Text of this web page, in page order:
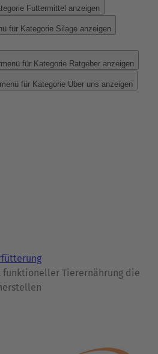
Futtermittel anzeigen
für Kategorie Silage anzeigen
für Kategorie Ratgeber anzeigen
für Kategorie Über uns anzeigen
Tierernährung die